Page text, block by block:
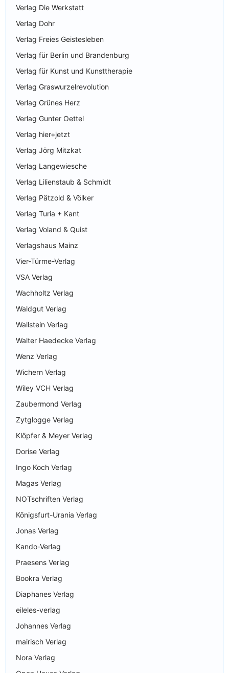
Verlag Die Werkstatt
Verlag Dohr
Verlag Freies Geistesleben
Verlag für Berlin und Brandenburg
Verlag für Kunst und Kunsttherapie
Verlag Graswurzelrevolution
Verlag Grünes Herz
Verlag Gunter Oettel
Verlag hier+jetzt
Verlag Jörg Mitzkat
Verlag Langewiesche
Verlag Lilienstaub & Schmidt
Verlag Pätzold & Völker
Verlag Turia + Kant
Verlag Voland & Quist
Verlagshaus Mainz
Vier-Türme-Verlag
VSA Verlag
Wachholtz Verlag
Waldgut Verlag
Wallstein Verlag
Walter Haedecke Verlag
Wenz Verlag
Wichern Verlag
Wiley VCH Verlag
Zaubermond Verlag
Zytglogge Verlag
Klöpfer & Meyer Verlag
Dorise Verlag
Ingo Koch Verlag
Magas Verlag
NOTschriften Verlag
Königsfurt-Urania Verlag
Jonas Verlag
Kando-Verlag
Praesens Verlag
Bookra Verlag
Diaphanes Verlag
eileles-verlag
Johannes Verlag
mairisch Verlag
Nora Verlag